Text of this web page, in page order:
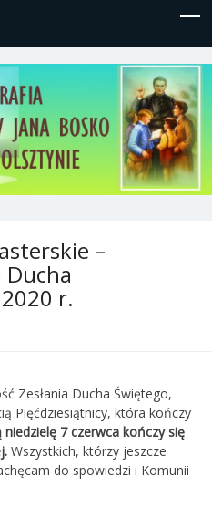
Bosko w
–
Ducha
r.
Zesłania Ducha Świętego,
Pięćdziesiątnicy, która kończy
niedzielę 7 czerwca kończy się
. Wszystkich, którzy jeszcze
do spowiedzi i Komunii